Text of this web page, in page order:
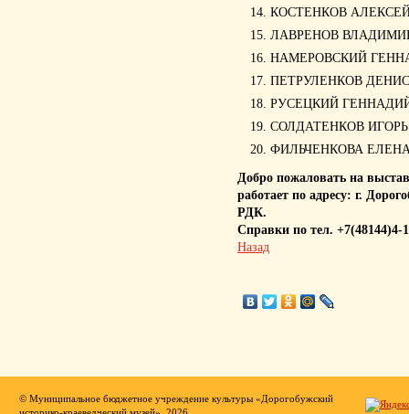
КОСТЕНКОВ
ЛАВРЕНОВ
НАМЕРОВСКИЙ
ПЕТРУЛЕНКОВ
РУСЕЦКИЙ
СОЛДАТЕНКОВ
ФИЛЬЧЕНКОВА
Добро пожаловать на
работает по адресу: г.
РДК.
Справки по тел. +7(48144)4-
Назад
© Муниципальное бюджетное учреждение культуры «Дорогобужский